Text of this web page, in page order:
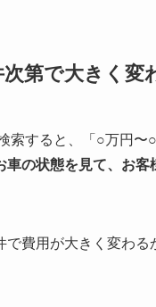
第で大きく変
索すると、「○万円
車の状態を見て、お
費用が大きく変わる